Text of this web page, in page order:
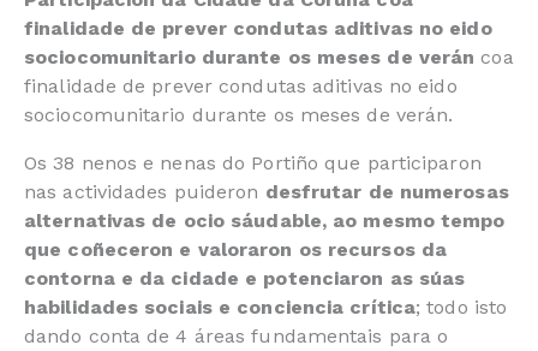
finalidade de prever condutas aditivas no eido
sociocomunitario durante os meses de verán coa
finalidade de prever condutas aditivas no eido
sociocomunitario durante os meses de verán.
Os 38 nenos e nenas do Portiño que participaron
nas actividades puideron desfrutar de numerosas
alternativas de ocio sáudable, ao mesmo tempo
que coñeceron e valoraron os recursos da
contorna e da cidade e potenciaron as súas
habilidades sociais e conciencia crítica; todo isto
dando conta de 4 áreas fundamentais para o